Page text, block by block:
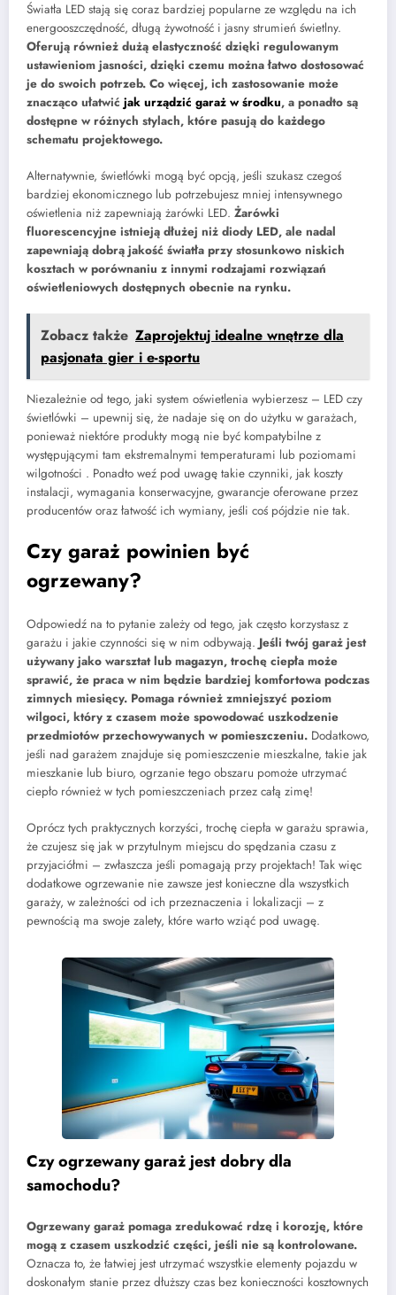
Światła LED stają się coraz bardziej popularne ze względu na ich
energooszczędność, długą żywotność i jasny strumień świetlny.
Oferują również dużą elastyczność dzięki regulowanym
ustawieniom jasności, dzięki czemu można łatwo dostosować
je do swoich potrzeb. Co więcej, ich zastosowanie może
znacząco ułatwić jak urządzić garaż w środku, a ponadto są
dostępne w różnych stylach, które pasują do każdego
schematu projektowego.
Alternatywnie, świetlówki mogą być opcją, jeśli szukasz czegoś
bardziej ekonomicznego lub potrzebujesz mniej intensywnego
oświetlenia niż zapewniają żarówki LED. Żarówki
fluorescencyjne istnieją dłużej niż diody LED, ale nadal
zapewniają dobrą jakość światła przy stosunkowo niskich
kosztach w porównaniu z innymi rodzajami rozwiązań
oświetleniowych dostępnych obecnie na rynku.
Zobacz także Zaprojektuj idealne wnętrze dla
pasjonata gier i e-sportu
Niezależnie od tego, jaki system oświetlenia wybierzesz – LED czy
świetlówki – upewnij się, że nadaje się on do użytku w garażach,
ponieważ niektóre produkty mogą nie być kompatybilne z
występującymi tam ekstremalnymi temperaturami lub poziomami
wilgotności . Ponadto weź pod uwagę takie czynniki, jak koszty
instalacji, wymagania konserwacyjne, gwarancje oferowane przez
producentów oraz łatwość ich wymiany, jeśli coś pójdzie nie tak.
Czy garaż powinien być
ogrzewany?
Odpowiedź na to pytanie zależy od tego, jak często korzystasz z
garażu i jakie czynności się w nim odbywają. Jeśli twój garaż jest
używany jako warsztat lub magazyn, trochę ciepła może
sprawić, że praca w nim będzie bardziej komfortowa podczas
zimnych miesięcy. Pomaga również zmniejszyć poziom
wilgoci, który z czasem może spowodować uszkodzenie
przedmiotów przechowywanych w pomieszczeniu. Dodatkowo,
jeśli nad garażem znajduje się pomieszczenie mieszkalne, takie jak
mieszkanie lub biuro, ogrzanie tego obszaru pomoże utrzymać
ciepło również w tych pomieszczeniach przez całą zimę!
Oprócz tych praktycznych korzyści, trochę ciepła w garażu sprawia,
że czujesz się jak w przytulnym miejscu do spędzania czasu z
przyjaciółmi – zwłaszcza jeśli pomagają przy projektach! Tak więc
dodatkowe ogrzewanie nie zawsze jest konieczne dla wszystkich
garaży, w zależności od ich przeznaczenia i lokalizacji – z
pewnością ma swoje zalety, które warto wziąć pod uwagę.
Czy ogrzewany garaż jest dobry dla
samochodu?
Ogrzewany garaż pomaga zredukować rdzę i korozję, które
mogą z czasem uszkodzić części, jeśli nie są kontrolowane.
Oznacza to, że łatwiej jest utrzymać wszystkie elementy pojazdu w
doskonałym stanie przez dłuższy czas bez konieczności kosztownych